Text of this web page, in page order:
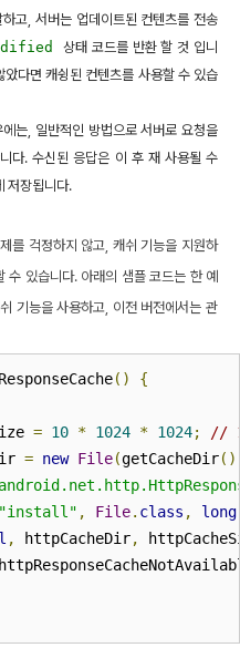
고, 서버는 업데이트된 컨텐츠를 전송
상태 코드를 반환 할 것 입니
았다면 캐슁된 컨텐츠를 사용할 수 있습
는, 일반적인 방법으로 서버로 요청을
다. 수신된 응답은 이 후 재 사용될 수
저장됩니다.
를 걱정하지 않고, 캐쉬 기능을 지원하
있습니다. 아래의 샘플 코드는 한 예
기능을 사용하고, 이전 버전에서는 관
()
{
= 10 * 1024 * 1024;
//
= new File(getCacheDir
"install" , File. class , long
, httpCacheDir,